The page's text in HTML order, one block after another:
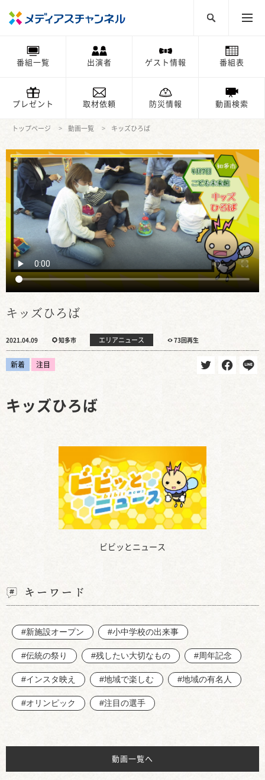
番組一覧 出演者 ゲスト情報 番組表
プレゼント 取材依頼 防災情報 動画検索
トップページ 動画一覧 キッズひろば
キッズひろば
2021.04.09 知多市 エリアニュース 73回再生
新着 注目
ビビッとニュース
キッズひろば
キーワード
#新施設オープン #小中学校の出来事
#伝統の祭り #残したい大切なもの #周年記念
#インスタ映え #地域で楽しむ #地域の有名人
#オリンピック #注目の選手
動画一覧へ